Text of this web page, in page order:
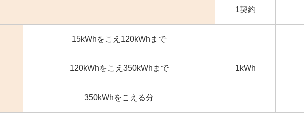
1契約
15kWhをこえ120kWhまで
1kWh
120kWhをこえ350kWhまで
350kWhをこえる分